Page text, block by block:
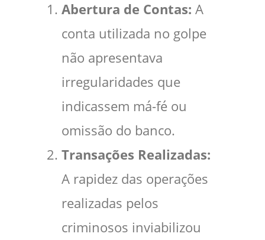
Abertura de Contas: A
conta utilizada no golpe
não apresentava
irregularidades que
indicassem má-fé ou
omissão do banco.
Transações Realizadas:
A rapidez das operações
realizadas pelos
criminosos inviabilizou